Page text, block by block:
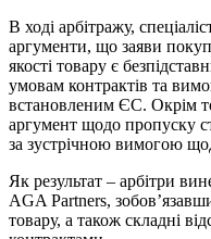
В ході арбітражу,
аргументи, що заяви
якості товару є
умовам контрактів та
встановленим ЄС. Окрім
аргумент щодо пропуску
за зустрічною вимогою
Як результат – арбітри
AGA Partners,
товару, а також складні